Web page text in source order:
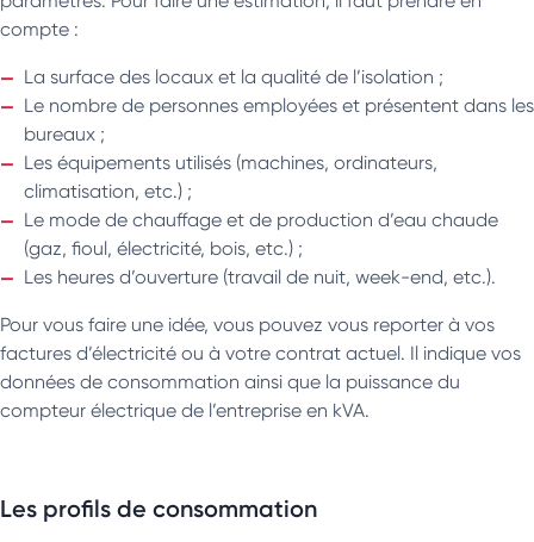
compte :
La surface des locaux et la qualité de l’isolation ;
Le nombre de personnes employées et présentent dans les
bureaux ;
Les équipements utilisés (machines, ordinateurs,
climatisation, etc.) ;
Le mode de chauffage et de production d’eau chaude
(gaz, fioul, électricité, bois, etc.) ;
Les heures d’ouverture (travail de nuit, week-end, etc.).
Pour vous faire une idée, vous pouvez vous reporter à vos
factures d’électricité ou à votre contrat actuel. Il indique vos
données de consommation ainsi que la puissance du
compteur électrique de l’entreprise en kVA.
Les profils de consommation